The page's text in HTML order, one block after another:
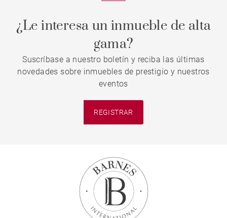
¿Le interesa un inmueble de alta
gama?
Suscríbase a nuestro boletín y reciba las últimas
novedades sobre inmuebles de prestigio y nuestros
eventos
REGISTRAR